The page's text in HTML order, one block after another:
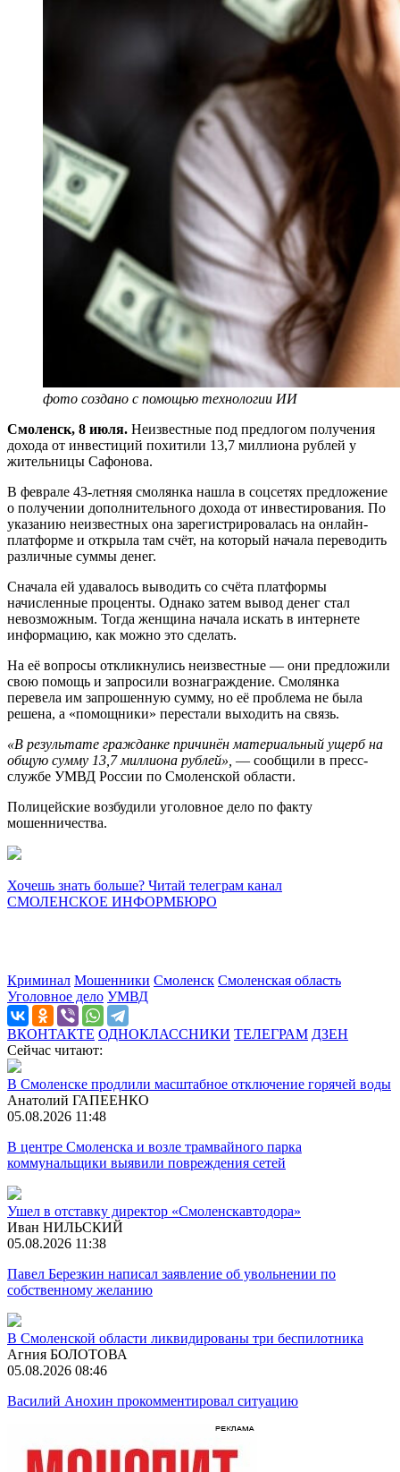
фото создано с помощью технологии ИИ
Смоленск, 8 июля. Неизвестные под предлогом получения
дохода от инвестиций похитили 13,7 миллиона рублей у
жительницы Сафонова.
В феврале 43-летняя смолянка нашла в соцсетях предложение
о получении дополнительного дохода от инвестирования. По
указанию неизвестных она зарегистрировалась на онлайн-
платформе и открыла там счёт, на который начала переводить
различные суммы денег.
Сначала ей удавалось выводить со счёта платформы
начисленные проценты. Однако затем вывод денег стал
невозможным. Тогда женщина начала искать в интернете
информацию, как можно это сделать.
На её вопросы откликнулись неизвестные — они предложили
свою помощь и запросили вознаграждение. Смолянка
перевела им запрошенную сумму, но её проблема не была
решена, а «помощники» перестали выходить на связь.
«В результате гражданке причинён материальный ущерб на
общую сумму 13,7 миллиона рублей», — сообщили в пресс-
службе УМВД России по Смоленской области.
Полицейские возбудили уголовное дело по факту
мошенничества.
Хочешь знать больше? Читай телеграм канал
СМОЛЕНСКОЕ ИНФОРМБЮРО
Криминал Мошенники Смоленск Смоленская область
Уголовное дело УМВД
ВКОНТАКТЕ ОДНОКЛАССНИКИ ТЕЛЕГРАМ ДЗЕН
Сейчас читают:
В Смоленске продлили масштабное отключение горячей воды
Анатолий ГАПЕЕНКО
05.08.2026 11:48
В центре Смоленска и возле трамвайного парка
коммунальщики выявили повреждения сетей
Ушел в отставку директор «Смоленскавтодора»
Иван НИЛЬСКИЙ
05.08.2026 11:38
Павел Березкин написал заявление об увольнении по
собственному желанию
В Смоленской области ликвидированы три беспилотника
Агния БОЛОТОВА
05.08.2026 08:46
Василий Анохин прокомментировал ситуацию